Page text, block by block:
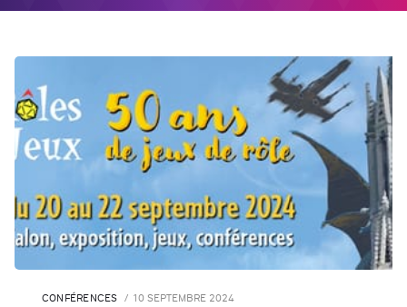
CONFÉRENCES 10 SEPTEMBRE 2024